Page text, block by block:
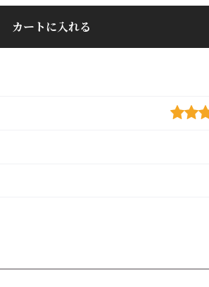
カートに入れる